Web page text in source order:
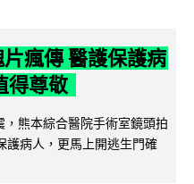
瘋傳 醫護保護病
得尊敬
熊本綜合醫院手術室鏡頭拍
護病人，更馬上開逃生門確